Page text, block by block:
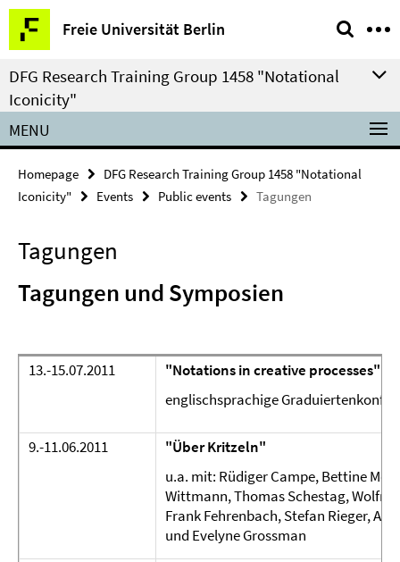
Springe
direkt
zu
Inhalt
Freie Universität Berlin
Service
Navigation
DFG Research Training Group 1458 "Notational
Iconicity"
MENU
Homepage
DFG Research Training Group 1458 "Notational
Iconicity"
Events Public events Tagungen
Tagungen
Tagungen und Symposien
13.-15.07.2011
"Notations in creative processes"
englischsprachige
9.-11.06.2011
"Über Kritzeln"
u.a. mit: Rüdiger Campe, Bettine
Wittmann, Thomas Schestag,
Frank Fehrenbach, Stefan Rieger,
und Evelyne Grossman